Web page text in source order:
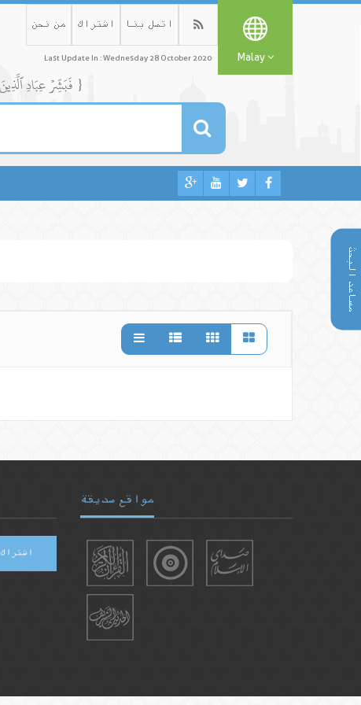
مساعد البحث
من نحن اشتراك اتصل بنا
Last Update In : Wednesday 28 October 2020 Malay
{ فَبَشِّرۡ عِبَادِ ٱلَّذِينَ يَسۡتَمِعُونَ ٱلۡقَوۡلَ فَيَتَّبِعُونَ أَحۡسَنَهُۥٓۚ أُوْلَٰٓئِكَ ٱلَّذِينَ هَدَىٰهُمُ ٱللَّهُۖ وَأُوْلَٰٓئِكَ هُمۡ أُوْلُواْ ٱلۡأَلۡبَٰبِ }
اشتراك
مواقع صديقة